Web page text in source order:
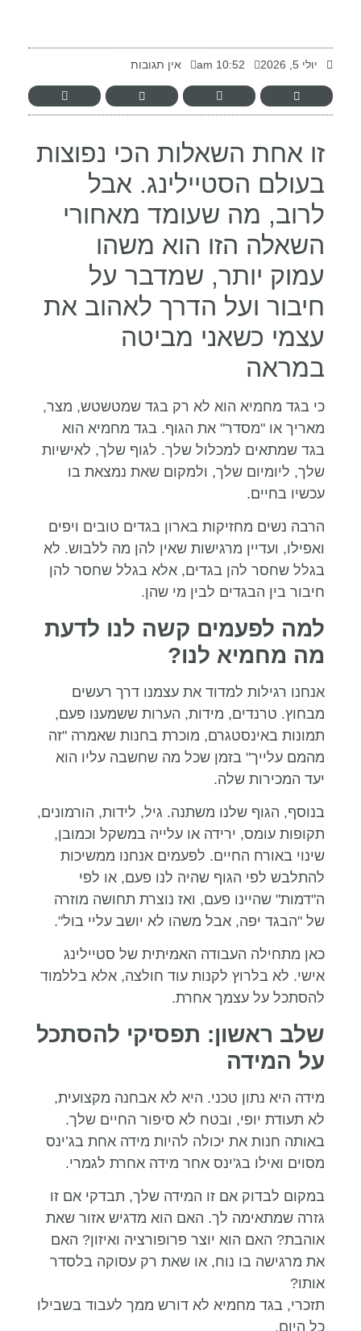
יולי 5, 2026 10:52 am אין תגובות
זו אחת השאלות הכי נפוצות
בעולם הסטיילינג. אבל
לרוב, מה שעומד מאחורי
השאלה הזו הוא משהו
עמוק יותר, שמדבר על
חיבור ועל הדרך לאהוב את
עצמי כשאני מביטה
במראה
כי בגד מחמיא הוא לא רק בגד שמטשטש, מצר,
מאריך או "מסדר" את הגוף. בגד מחמיא הוא
בגד שמתאים למכלול שלך. לגוף שלך, לאישיות
שלך, ליומיום שלך, ולמקום שאת נמצאת בו
עכשיו בחיים.
הרבה נשים מחזיקות בארון בגדים טובים ויפים
ואפילו, ועדיין מרגישות שאין להן מה ללבוש. לא
בגלל שחסר להן בגדים, אלא בגלל שחסר להן
חיבור בין הבגדים לבין מי שהן.
למה לפעמים קשה לנו לדעת
מה מחמיא לנו?
אנחנו רגילות למדוד את עצמנו דרך רעשים
מבחוץ. טרנדים, מידות, הערות ששמענו פעם,
תמונות באינסטגרם, מוכרת בחנות שאמרה "זה
מהמם עלייך" בזמן שכל מה שחשבה עליו הוא
יעד המכירות שלה.
בנוסף, הגוף שלנו משתנה. גיל, לידות, הורמונים,
תקופות עומס, ירידה או עלייה במשקל וכמובן,
שינוי באורח החיים. לפעמים אנחנו ממשיכות
להתלבש לפי הגוף שהיה לנו פעם, או לפי
ה"דמות" שהיינו פעם, ואז נוצרת תחושה מוזרה
של "הבגד יפה, אבל משהו לא יושב עליי בול".
כאן מתחילה העבודה האמיתית של סטיילינג
אישי. לא בלרוץ לקנות עוד חולצה, אלא בללמוד
להסתכל על עצמך אחרת.
שלב ראשון: תפסיקי להסתכל
על המידה
מידה היא נתון טכני. היא לא אבחנה מקצועית,
לא תעודת יופי, ובטח לא סיפור החיים שלך.
באותה חנות את יכולה להיות מידה אחת בג’ינס
מסוים ואילו בג'ינס אחר מידה אחרת לגמרי.
במקום לבדוק אם זו המידה שלך, תבדקי אם זו
גזרה שמתאימה לך. האם הוא מדגיש אזור שאת
אוהבת? האם הוא יוצר פרופורציה ואיזון? האם
את מרגישה בו נוח, או שאת רק עסוקה בלסדר
אותו?
תזכרי, בגד מחמיא לא דורש ממך לעבוד בשבילו
כל היום.